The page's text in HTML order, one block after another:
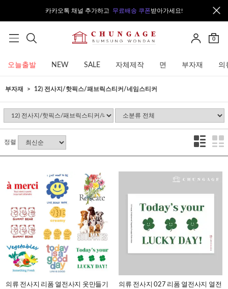
카카오톡 채널 추가하고 무료배송 쿠폰받아가세요!
0
오늘출발 NEW SALE 자체제작 면 부자재 의
부자재 12) 전사지/핫픽스/패브릭스티커/네임스티커
정렬
의류 전사지 리폼 열전사지 옷만들기
의류 전사지 027 리폼 열전사지 열전